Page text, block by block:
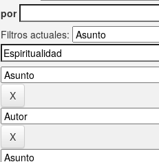
por
Filtros actuales: